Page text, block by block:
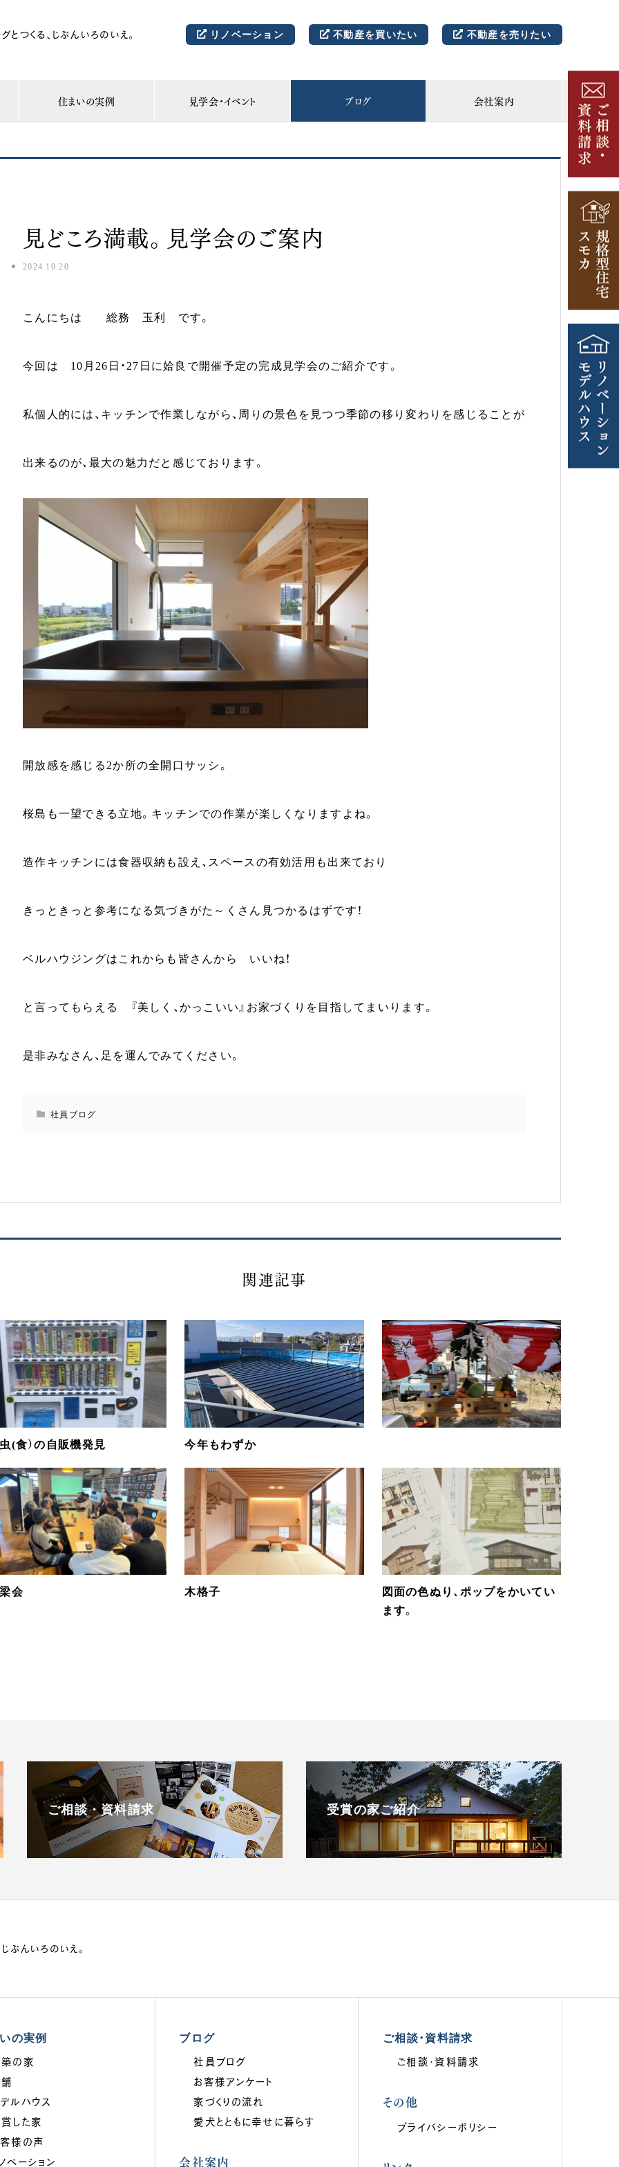
とつくる、じぶんいろのいえ。 リノベーション 不動産を買いたい 不動産を売りたい
住まいの実例 見学会・イベント ブログ 会社案内
見どころ満載。見学会のご案内
2024.10.20
こんにちは 総務 玉利 です。
今回は 10月26日・27日に姶良で開催予定の完成見学会のご紹介です。
私個人的には、キッチンで作業しながら、周りの景色を見つつ季節の移り変わりを感じることが
出来るのが、最大の魅力だと感じております。
開放感を感じる2か所の全開口サッシ。
桜島も一望できる立地。キッチンでの作業が楽しくなりますよね。
造作キッチンには食器収納も設え、スペースの有効活用も出来ており
きっときっと参考になる気づきがた～くさん見つかるはずです！
ベルハウジングはこれからも皆さんから いいね！
と言ってもらえる 『美しく、かっこいい』お家づくりを目指してまいります。
是非みなさん、足を運んでみてください。
社員ブログ
関連記事
(食）の自販機発見 今年もわずか
会 木格子
図面の色ぬり、ポップをかいてい
ます。
ご相談・資料請求 受賞の家ご紹介
ぶんいろのいえ。
の実例
の家
ルハウス
した家
様の声
ベーション
ブログ
社員ブログ
お客様アンケート
家づくりの流れ
愛犬とともに幸せに暮らす
会社案内
ご相談・資料請求
ご相談・資料請求
その他
プライバシーポリシー